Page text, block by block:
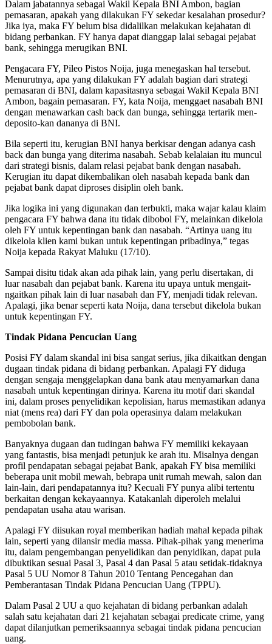
Dalam jabatannya sebagai Wakil Kepala BNI Ambon, bagian
pemasaran, apakah yang dilakukan FY sekedar kesalahan prosedur?
Jika iya, maka FY belum bisa didalilkan melakukan kejahatan di
bidang perbankan. FY hanya dapat dianggap lalai sebagai pejabat
bank, sehingga merugikan BNI.
Pengacara FY, Pileo Pistos Noija, juga menegaskan hal tersebut.
Menurutnya, apa yang dilakukan FY adalah bagian dari strategi
pemasaran di BNI, dalam kapasitasnya sebagai Wakil Kepala BNI
Ambon, bagain pemasaran. FY, kata Noija, menggaet nasabah BNI
dengan menawarkan cash back dan bunga, sehingga tertarik men-
deposito-kan dananya di BNI.
Bila seperti itu, kerugian BNI hanya berkisar dengan adanya cash
back dan bunga yang diterima nasabah. Sebab kelalaian itu muncul
dari strategi bisnis, dalam relasi pejabat bank dengan nasabah.
Kerugian itu dapat dikembalikan oleh nasabah kepada bank dan
pejabat bank dapat diproses disiplin oleh bank.
Jika logika ini yang digunakan dan terbukti, maka wajar kalau klaim
pengacara FY bahwa dana itu tidak dibobol FY, melainkan dikelola
oleh FY untuk kepentingan bank dan nasabah. “Artinya uang itu
dikelola klien kami bukan untuk kepentingan pribadinya,” tegas
Noija kepada Rakyat Maluku (17/10).
Sampai disitu tidak akan ada pihak lain, yang perlu disertakan, di
luar nasabah dan pejabat bank. Karena itu upaya untuk mengait-
ngaitkan pihak lain di luar nasabah dan FY, menjadi tidak relevan.
Apalagi, jika benar seperti kata Noija, dana tersebut dikelola bukan
untuk kepentingan FY.
Tindak Pidana Pencucian Uang
Posisi FY dalam skandal ini bisa sangat serius, jika dikaitkan dengan
dugaan tindak pidana di bidang perbankan. Apalagi FY diduga
dengan sengaja menggelapkan dana bank atau menyamarkan dana
nasabah untuk kepentingan dirinya. Karena itu motif dari skandal
ini, dalam proses penyelidikan kepolisian, harus memastikan adanya
niat (mens rea) dari FY dan pola operasinya dalam melakukan
pembobolan bank.
Banyaknya dugaan dan tudingan bahwa FY memiliki kekayaan
yang fantastis, bisa menjadi petunjuk ke arah itu. Misalnya dengan
profil pendapatan sebagai pejabat Bank, apakah FY bisa memiliki
beberapa unit mobil mewah, bebrapa unit rumah mewah, salon dan
lain-lain, dari pendapatannya itu? Kecuali FY punya alibi tertentu
berkaitan dengan kekayaannya. Katakanlah diperoleh melalui
pendapatan usaha atau warisan.
Apalagi FY diisukan royal memberikan hadiah mahal kepada pihak
lain, seperti yang dilansir media massa. Pihak-pihak yang menerima
itu, dalam pengembangan penyelidikan dan penyidikan, dapat pula
dibuktikan sesuai Pasal 3, Pasal 4 dan Pasal 5 atau setidak-tidaknya
Pasal 5 UU Nomor 8 Tahun 2010 Tentang Pencegahan dan
Pemberantasan Tindak Pidana Pencucian Uang (TPPU).
Dalam Pasal 2 UU a quo kejahatan di bidang perbankan adalah
salah satu kejahatan dari 21 kejahatan sebagai predicate crime, yang
dapat dilanjutkan pemeriksaannya sebagai tindak pidana pencucian
uang.